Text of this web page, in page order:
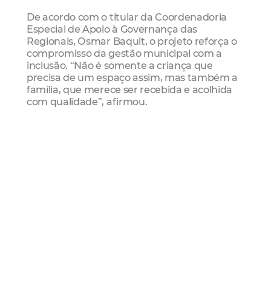
De acordo com o titular da Coordenadoria
Especial de Apoio à Governança das
Regionais, Osmar Baquit, o projeto reforça o
compromisso da gestão municipal com a
inclusão. “Não é somente a criança que
precisa de um espaço assim, mas também a
família, que merece ser recebida e acolhida
com qualidade”, afirmou.